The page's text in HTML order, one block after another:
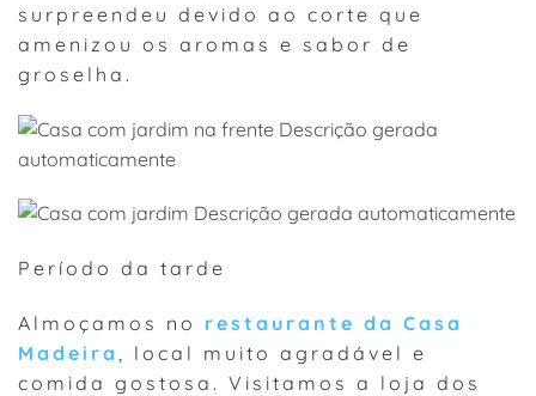
surpreendeu devido ao corte que
amenizou os aromas e sabor de
groselha.
Período da tarde
Almoçamos no restaurante da Casa
Madeira
, local muito agradável e
comida gostosa. Visitamos a loja dos